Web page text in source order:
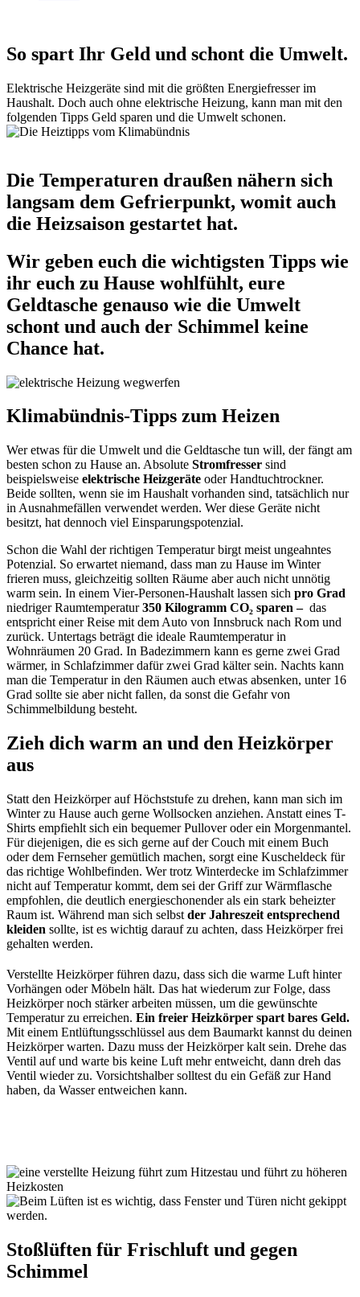
So spart Ihr Geld und schont die Umwelt.
Elektrische Heizgeräte sind mit die größten Energiefresser im
Haushalt. Doch auch ohne elektrische Heizung, kann man mit den
folgenden Tipps Geld sparen und die Umwelt schonen.
Die Temperaturen draußen nähern sich
langsam dem Gefrierpunkt, womit auch
die Heizsaison gestartet hat.
Wir geben euch die wichtigsten Tipps wie
ihr euch zu Hause wohlfühlt, eure
Geldtasche genauso wie die Umwelt
schont und auch der Schimmel keine
Chance hat.
Klimabündnis-Tipps zum Heizen
Wer etwas für die Umwelt und die Geldtasche tun will, der fängt am
besten schon zu Hause an. Absolute Stromfresser sind
beispielsweise elektrische Heizgeräte oder Handtuchtrockner.
Beide sollten, wenn sie im Haushalt vorhanden sind, tatsächlich nur
in Ausnahmefällen verwendet werden. Wer diese Geräte nicht
besitzt, hat dennoch viel Einsparungspotenzial.
Schon die Wahl der richtigen Temperatur birgt meist ungeahntes
Potenzial. So erwartet niemand, dass man zu Hause im Winter
frieren muss, gleichzeitig sollten Räume aber auch nicht unnötig
warm sein. In einem Vier-Personen-Haushalt lassen sich pro Grad
niedriger Raumtemperatur350 Kilogramm CO₂ sparen – das
entspricht einer Reise mit dem Auto von Innsbruck nach Rom und
zurück. Untertags beträgt die ideale Raumtemperatur in
Wohnräumen 20 Grad. In Badezimmern kann es gerne zwei Grad
wärmer, in Schlafzimmer dafür zwei Grad kälter sein. Nachts kann
man die Temperatur in den Räumen auch etwas absenken, unter 16
Grad sollte sie aber nicht fallen, da sonst die Gefahr von
Schimmelbildung besteht.
Zieh dich warm an und den Heizkörper
aus
Statt den Heizkörper auf Höchststufe zu drehen, kann man sich im
Winter zu Hause auch gerne Wollsocken anziehen. Anstatt eines T-
Shirts empfiehlt sich ein bequemer Pullover oder ein Morgenmantel.
Für diejenigen, die es sich gerne auf der Couch mit einem Buch
oder dem Fernseher gemütlich machen, sorgt eine Kuscheldeck für
das richtige Wohlbefinden. Wer trotz Winterdecke im Schlafzimmer
nicht auf Temperatur kommt, dem sei der Griff zur Wärmflasche
empfohlen, die deutlich energieschonender als ein stark beheizter
Raum ist. Während man sich selbst der Jahreszeit entsprechend
kleiden sollte, ist es wichtig darauf zu achten, dass Heizkörper frei
gehalten werden.
Verstellte Heizkörper führen dazu, dass sich die warme Luft hinter
Vorhängen oder Möbeln hält. Das hat wiederum zur Folge, dass
Heizkörper noch stärker arbeiten müssen, um die gewünschte
Temperatur zu erreichen. Ein freier Heizkörper spart bares Geld.
Mit einem Entlüftungsschlüssel aus dem Baumarkt kannst du deinen
Heizkörper warten. Dazu muss der Heizkörper kalt sein. Drehe das
Ventil auf und warte bis keine Luft mehr entweicht, dann dreh das
Ventil wieder zu. Vorsichtshalber solltest du ein Gefäß zur Hand
haben, da Wasser entweichen kann.
Stoßlüften für Frischluft und gegen
Schimmel